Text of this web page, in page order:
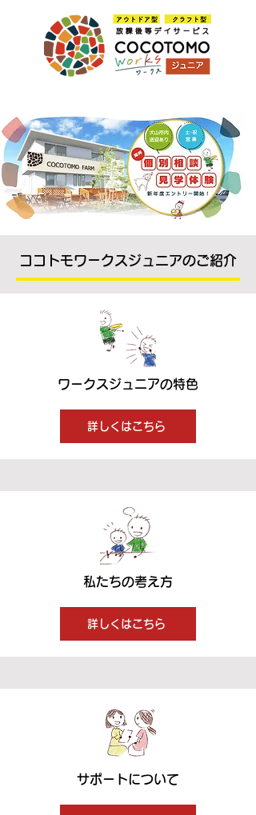
ココトモワークスジュニアのご紹介
ワークスジュニアの特色
詳しくはこちら
私たちの考え方
詳しくはこちら
サポートについて